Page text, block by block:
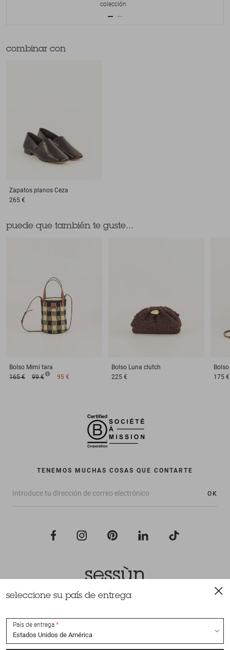
colección
combinar con
Zapatos planos Ceza
265 €
puede que también te guste...
Bolso Mimi tara
165 €
99 € 95 €
Bolso Luna clutch
225 €
Bolso
175 €
TENEMOS MUCHAS COSAS QUE CONTARTE
OK
Todos los derechos reservados Sessùn 2022
seleccione su país de entrega
País de entrega